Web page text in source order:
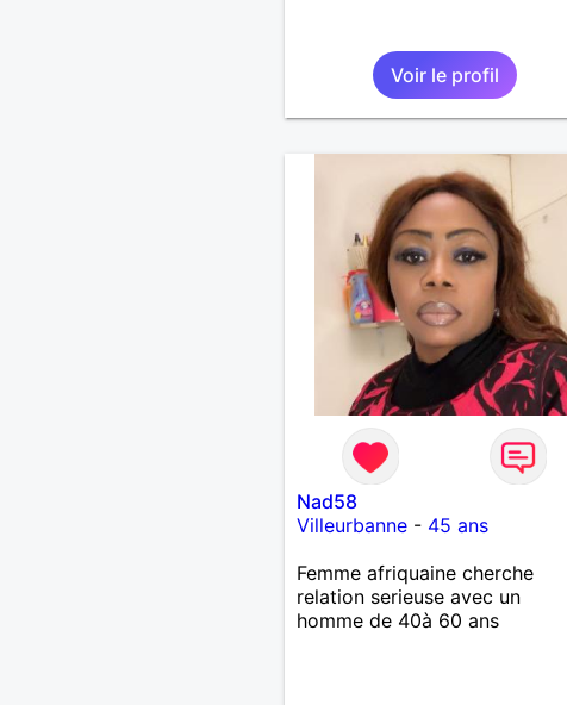
Voir le profil
Nad58
Villeurbanne- 45 ans
Femme afriquaine cherche
relation serieuse avec un
homme de 40à 60 ans